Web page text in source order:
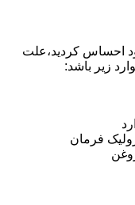
احساس کردید،علت
زیر باشد:
فرمان